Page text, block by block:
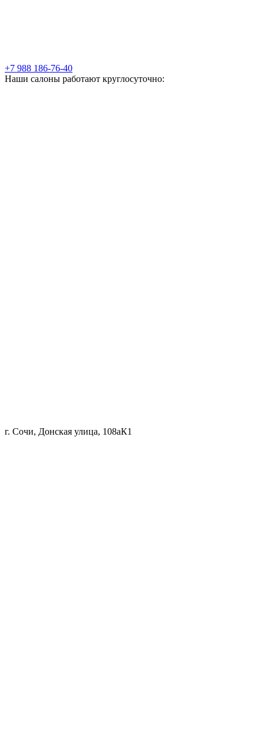
+7 988 186-76-40
Наши салоны работают круглосуточно:
г. Сочи, Донская улица, 108аК1